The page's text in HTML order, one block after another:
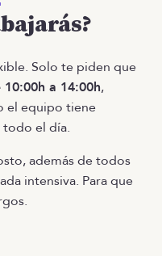
Solo te piden que
a 14:00h,
el equipo tiene
el día.
además de todos
intensiva. Para que